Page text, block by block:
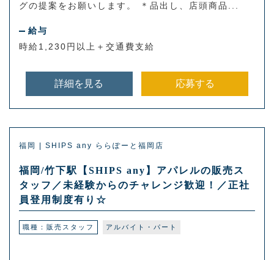
グの提案をお願いします。 ＊品出し、店頭商品...
給与
時給1,230円以上＋交通費支給
詳細を見る 応募する
福岡 | SHIPS any ららぽーと福岡店
福岡/竹下駅【SHIPS any】アパレルの販売ス
タッフ／未経験からのチャレンジ歓迎！／正社
員登用制度有り☆
職種：販売スタッフ アルバイト・パート